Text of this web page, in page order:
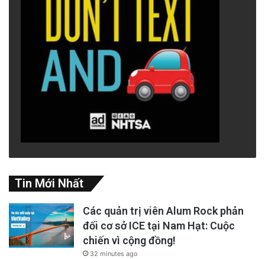
Tin Mới Nhất
Các quản trị viên Alum Rock phản
đối cơ sở ICE tại Nam Hạt: Cuộc
chiến vì cộng đồng!
32 minutes ago